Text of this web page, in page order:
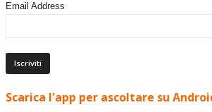
Email Address
Scarica l'app per ascoltare su